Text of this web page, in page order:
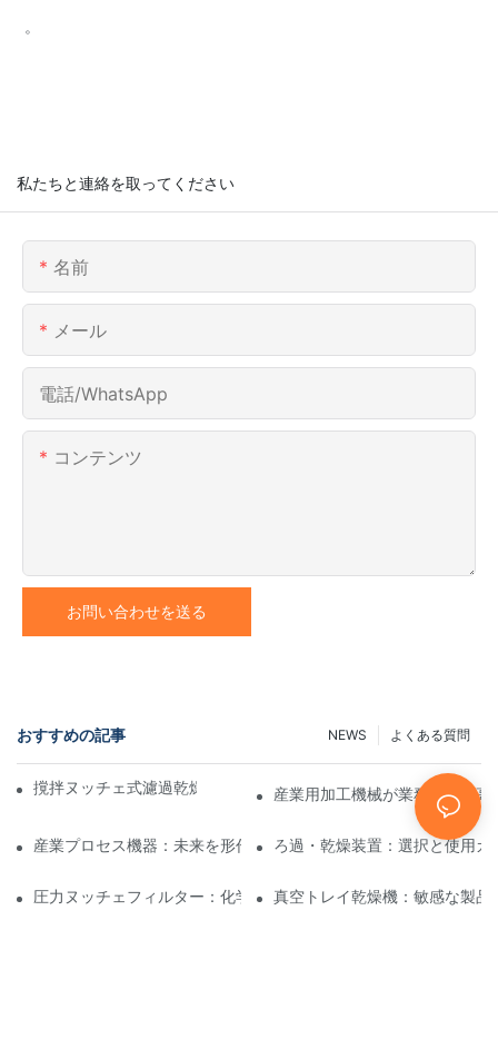
。
私たちと連絡を取ってください
名前
メール
電話/WhatsApp
コンテンツ
お問い合わせを送る
おすすめの記事 よくある質問
NEWS
撹拌ヌッチェ式濾過乾燥機と他の乾燥方法の比較産業用加工機械が業務効率を高
産業プロセス機器：未来を形作るイノベーションろ過・乾燥装置：選択と使用ガ
圧力ヌッチェフィルター：化学および食品産業における用途
真空トレイ乾燥機：敏感な製